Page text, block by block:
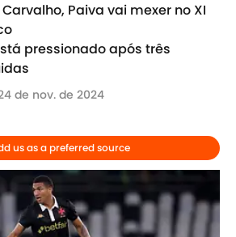
Paiva vai mexer no XI
pressionado após três
de nov. de 2024
us as a preferred source